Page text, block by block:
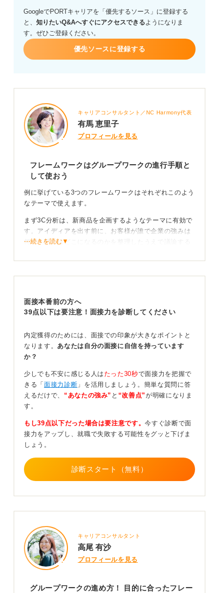
GoogleでPORTキャリアを「優先するソース」に登録する
と、 知りたいQ&Aへすぐにアクセスできるようになりま
す。ぜひご登録ください。
優先ソースに登録する
キャリアコンサルタント／NC Harmony代表
有馬 恵里子
プロフィールを見る
フレームワークはグループワークの進行手順と
して使おう
例に挙げている3つのフレームワークはそれぞれこのよう
なテーマで使えます。
まず3C分析は、新商品を企画するようなテーマに有効で
す。アイディアを出す前に、お客様が誰で企業の強みは
何で、競合はどこになるのかを整理したうえで議論する
少なくなります。
マとなる事業の強みと弱みを洗い出します。
う
次に、その事業を取り巻く外部環境を考えて、チャンス
となること、逆に脅威となることを洗い出します。
強み、弱みとそれぞれの外部環境を掛け合わせて、攻め
の戦略と守りの戦略を考えることで将来予測を立てるこ
とができます。
その他、STP分析も新商品の企画のテーマで使いやすい
フレームワークです。3C分析より個人的には使いやすい
いう大枠をとらえやすく、いろいろな角度から意見が出
0
⋯続きを読む▼
面接本番前の方へ
39点以下は要注意！面接力を診断してください
内定獲得のためには、面接での印象が大きなポイントと
なります。 あなたは自分の面接に自信を持っています
か？
少しでも不安に感じる人は たった30秒で面接力を把握で
きる「 面接力診断 」を活用しましょう。簡単な質問に答
えるだけで、 “あなたの強み” と “改善点”が明確になりま
す。
もし39点以下だった場合は要注意です。今すぐ診断で面
接力をアップし、就職で失敗する可能性をグッと下げま
しょう。
診断スタート（無料）
キャリアコンサルタント
高尾 有沙
プロフィールを見る
グループワークの進め方！ 目的に合ったフレー